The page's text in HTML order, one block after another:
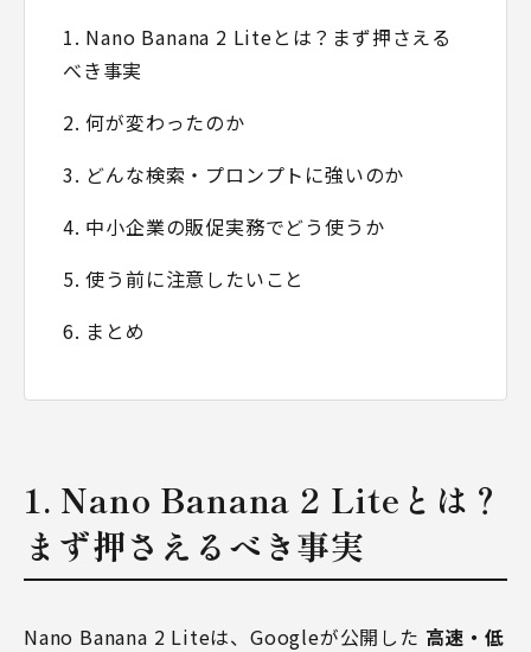
1. Nano Banana 2 Liteとは？まず押さえる
べき事実
2. 何が変わったのか
3. どんな検索・プロンプトに強いのか
4. 中小企業の販促実務でどう使うか
5. 使う前に注意したいこと
6. まとめ
1. Nano Banana 2 Liteとは？
まず押さえるべき事実
Nano Banana 2 Liteは、Googleが公開した 高速・低